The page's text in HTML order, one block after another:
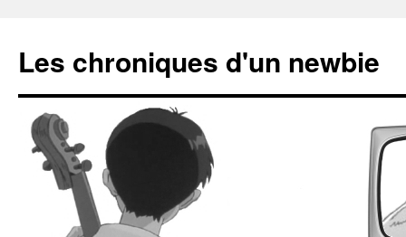
Les chroniques d'un newbie